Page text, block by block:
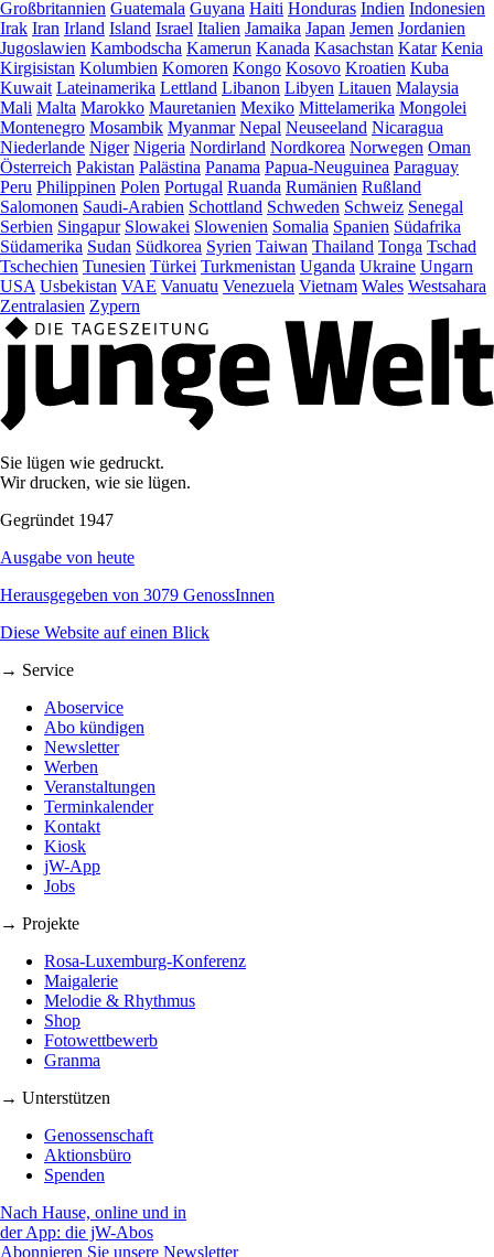
Großbritannien Guatemala Guyana Haiti Honduras Indien Indonesien
Irak Iran Irland Island Israel Italien Jamaika Japan Jemen Jordanien
Jugoslawien Kambodscha Kamerun Kanada Kasachstan Katar Kenia
Kirgisistan Kolumbien Komoren Kongo Kosovo Kroatien Kuba
Kuwait Lateinamerika Lettland Libanon Libyen Litauen Malaysia
Mali Malta Marokko Mauretanien Mexiko Mittelamerika Mongolei
Montenegro Mosambik Myanmar Nepal Neuseeland Nicaragua
Niederlande Niger Nigeria Nordirland Nordkorea Norwegen Oman
Österreich Pakistan Palästina Panama Papua-Neuguinea Paraguay
Peru Philippinen Polen Portugal Ruanda Rumänien Rußland
Salomonen Saudi-Arabien Schottland Schweden Schweiz Senegal
Serbien Singapur Slowakei Slowenien Somalia Spanien Südafrika
Südamerika Sudan Südkorea Syrien Taiwan Thailand Tonga Tschad
Tschechien Tunesien Türkei Turkmenistan Uganda Ukraine Ungarn
USA Usbekistan VAE Vanuatu Venezuela Vietnam Wales Westsahara
Zentralasien Zypern
Sie lügen wie gedruckt.
Wir drucken, wie sie lügen.
Gegründet 1947
Ausgabe von heute
Herausgegeben von 3079 GenossInnen
Diese Website auf einen Blick
→ Service
Aboservice
Abo kündigen
Newsletter
Werben
Veranstaltungen
Terminkalender
Kontakt
Kiosk
jW-App
Jobs
→ Projekte
Rosa-Luxemburg-Konferenz
Maigalerie
Melodie & Rhythmus
Shop
Fotowettbewerb
Granma
→ Unterstützen
Genossenschaft
Aktionsbüro
Spenden
Nach Hause, online und in
der App: die jW-Abos
Abonnieren Sie unsere Newsletter